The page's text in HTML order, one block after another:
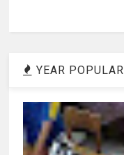
YEAR POPULAR